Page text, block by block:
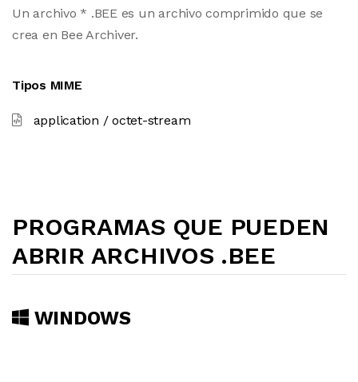
Un archivo * .BEE es un archivo comprimido que se
crea en Bee Archiver.
Tipos MIME
application / octet-stream
PROGRAMAS QUE PUEDEN
ABRIR ARCHIVOS .BEE
WINDOWS